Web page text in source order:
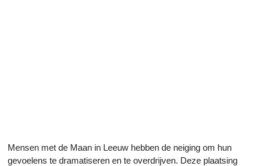
Mensen met de Maan in Leeuw hebben de neiging om hun
gevoelens te dramatiseren en te overdrijven. Deze plaatsing